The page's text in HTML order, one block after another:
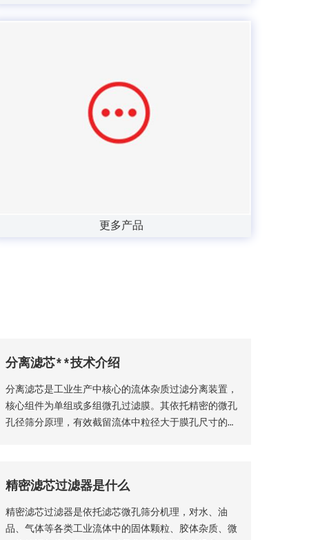
更多产品
分离滤芯**技术介绍
分离滤芯是工业生产中核心的流体杂质过滤分离装置，
核心组件为单组或多组微孔过滤膜。其依托精密的微孔
孔径筛分原理，有效截留流体中粒径大于膜孔尺寸的固
油、钢铁、矿山等各类工业场景，为工业化稳定生产、
产品提质增效提供核心支撑。
精密滤芯过滤器是什么
精密滤芯过滤器是依托滤芯微孔筛分机理，对水、油
品、气体等各类工业流体中的固体颗粒、胶体杂质、微